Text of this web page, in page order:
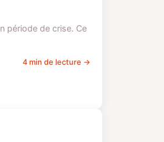
période de crise. Ce
4 min de lecture →